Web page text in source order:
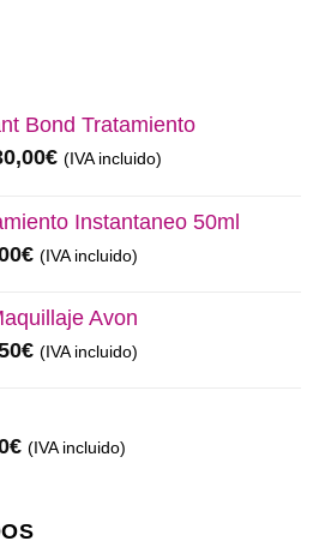
Bond Tratamiento
€El
actual
130,00€.
(IVA incluido)
Instantaneo 50ml
€El
actual
45,00€.
(IVA incluido)
Avon
€El
28,50€.
(IVA incluido)
€El
es:
(IVA incluido)